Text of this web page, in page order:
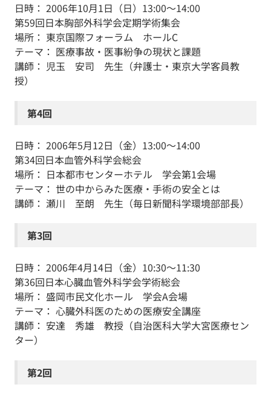
日時： 2006年10月1日（日）13:00～14:00
第59回日本胸部外科学会定期学術集会
場所： 東京国際フォーラム ホールC
テーマ： 医療事故・医事紛争の現状と課題
講師： 児玉 安司 先生（弁護士・東京大学客員教
授）
第4回
日時： 2006年5月12日（金）13:00～14:00
第34回日本血管外科学会総会
場所： 日本都市センターホテル 学会第1会場
テーマ： 世の中からみた医療・手術の安全とは
講師： 瀬川 至朗 先生（毎日新聞科学環境部部長）
第3回
日時： 2006年4月14日（金）10:30～11:30
第36回日本心臓血管外科学会学術総会
場所： 盛岡市民文化ホール 学会A会場
テーマ： 心臓外科医のための医療安全講座
講師： 安達 秀雄 教授（自治医科大学大宮医療セン
ター）
第2回